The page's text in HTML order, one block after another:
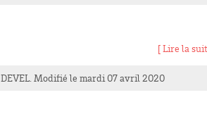
[ Lire la
DEVEL. Modifié le mardi 07 avril 2020